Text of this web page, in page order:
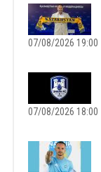
07/08/2026 19:00
07/08/2026 18:00